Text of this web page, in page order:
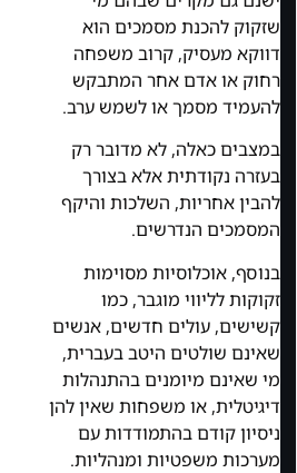
שזקוק להכנת מסמכים הוא
דווקא מעסיק, קרוב משפחה
רחוק או אדם אחר המתבקש
להעמיד מסמך או לשמש ערב.
במצבים כאלה, לא מדובר רק
בעזרה נקודתית אלא בצורך
להבין אחריות, השלכות והיקף
המסמכים הנדרשים.
בנוסף, אוכלוסיות מסוימות
זקוקות לליווי מוגבר, כמו
קשישים, עולים חדשים, אנשים
שאינם שולטים היטב בעברית,
מי שאינם מיומנים בהתנהלות
דיגיטלית, או משפחות שאין להן
ניסיון קודם בהתמודדות עם
מערכות משפטיות ומנהליות.